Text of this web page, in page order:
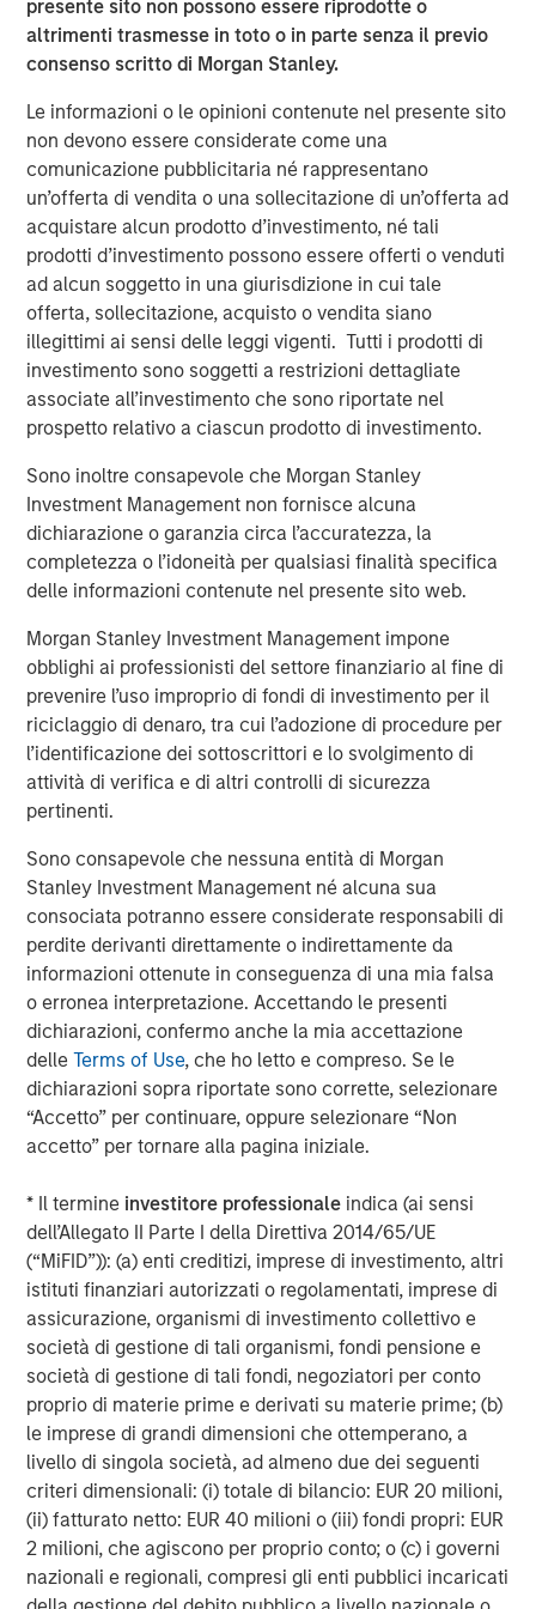
presente sito non possono essere riprodotte o
altrimenti trasmesse in toto o in parte senza il previo
consenso scritto di Morgan Stanley.
Le informazioni o le opinioni contenute nel presente sito
non devono essere considerate come una
comunicazione pubblicitaria né rappresentano
un’offerta di vendita o una sollecitazione di un’offerta ad
acquistare alcun prodotto d’investimento, né tali
prodotti d’investimento possono essere offerti o venduti
ad alcun soggetto in una giurisdizione in cui tale
offerta, sollecitazione, acquisto o vendita siano
illegittimi ai sensi delle leggi vigenti. Tutti i prodotti di
investimento sono soggetti a restrizioni dettagliate
associate all’investimento che sono riportate nel
prospetto relativo a ciascun prodotto di investimento.
Sono inoltre consapevole che Morgan Stanley
Investment Management non fornisce alcuna
dichiarazione o garanzia circa l’accuratezza, la
completezza o l’idoneità per qualsiasi finalità specifica
delle informazioni contenute nel presente sito web.
Morgan Stanley Investment Management impone
obblighi ai professionisti del settore finanziario al fine di
prevenire l’uso improprio di fondi di investimento per il
riciclaggio di denaro, tra cui l’adozione di procedure per
l’identificazione dei sottoscrittori e lo svolgimento di
attività di verifica e di altri controlli di sicurezza
pertinenti.
Sono consapevole che nessuna entità di Morgan
Stanley Investment Management né alcuna sua
consociata potranno essere considerate responsabili di
perdite derivanti direttamente o indirettamente da
informazioni ottenute in conseguenza di una mia falsa
o erronea interpretazione. Accettando le presenti
dichiarazioni, confermo anche la mia accettazione
delleTerms of Use, che ho letto e compreso. Se le
dichiarazioni sopra riportate sono corrette, selezionare
“Accetto” per continuare, oppure selezionare “Non
accetto” per tornare alla pagina iniziale.
* Il termine investitore professionale indica (ai sensi
dell’Allegato II Parte I della Direttiva 2014/65/UE
(“MiFID”)): (a) enti creditizi, imprese di investimento, altri
istituti finanziari autorizzati o regolamentati, imprese di
assicurazione, organismi di investimento collettivo e
società di gestione di tali organismi, fondi pensione e
società di gestione di tali fondi, negoziatori per conto
proprio di materie prime e derivati su materie prime; (b)
le imprese di grandi dimensioni che ottemperano, a
livello di singola società, ad almeno due dei seguenti
criteri dimensionali: (i) totale di bilancio: EUR 20 milioni,
(ii) fatturato netto: EUR 40 milioni o (iii) fondi propri: EUR
2 milioni, che agiscono per proprio conto; o (c) i governi
nazionali e regionali, compresi gli enti pubblici incaricati
About Valoriza
Valoriza Servicios Medioambientales is a leading waste
management company with presence across the entire
waste management cycle. An established player with
over 40 years of experience, Valoriza provides essential
waste treatment and collection services to over 12 million
people and has 11,000 employees across Spain, Australia
and Colombia.
Valoriza provides waste services primarily to public
entities (mainly municipalities) in Spain under two main
divisions: municipal waste treatment and municipal
waste services. The municipal waste treatment division
builds and operates waste treatment facilities, including
solid waste recycling, biological mechanical treatment,
anaerobic digestion, composting, and energy recovery
facilities. The municipal waste services division includes
waste collection and street cleaning, maintenance of
green areas, and mobility service management.
About Morgan Stanley Infrastructure Partners
Morgan Stanley Infrastructure Partners (“MSIP”) is a
leading global private infrastructure investment platform
with approximately $16 billion in assets under
management 1
. Founded in 2006, MSIP has invested in a
diverse portfolio of over 35 investments across transport,
digital infrastructure, energy transition and utilities. MSIP
services with the potential for value creation through
active asset management. For further information about
Morgan Stanley Infrastructure Partners, please
visitwww.morganstanley.com/im/infrastructurepartners
About Morgan Stanley Investment Management
Morgan Stanley Investment Management, together with
its investment advisory affiliates, has more than 1,300
investment professionals around the world and $1.4
trillion in assets under management or supervision as of
September 30, 2023. Morgan Stanley Investment
investment performance, service, and a comprehensive
suite of investment management solutions to a diverse
client base, which includes governments, institutions,
corporations and individuals worldwide. For further
information about Morgan Stanley Investment
Management, please visit www.morganstanley.com/im
About Morgan Stanley
Morgan Stanley (NYSE: MS) is a leading global financial
services firm providing a wide range of investment
banking, securities, wealth management and investment
management services. With offices in 42 countries, the
Firm’s employees serve clients worldwide including
corporations, governments, institutions and individuals.